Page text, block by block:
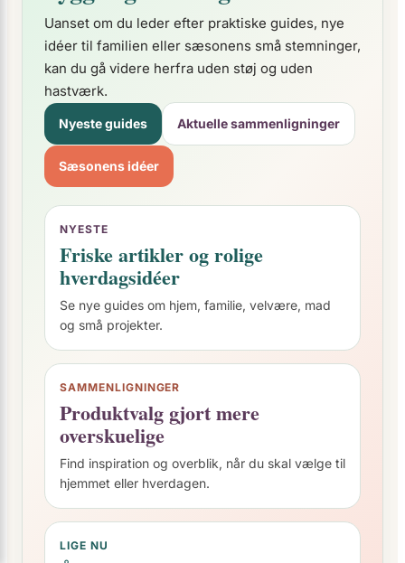
Uanset om du leder efter praktiske guides, nye
idéer til familien eller sæsonens små stemninger,
kan du gå videre herfra uden støj og uden
hastværk.
Nyeste guides Aktuelle sammenligninger
Sæsonens idéer
NYESTE
Friske artikler og rolige
hverdagsidéer
Se nye guides om hjem, familie, velvære, mad
og små projekter.
SAMMENLIGNINGER
Produktvalg gjort mere
overskuelige
Find inspiration og overblik, når du skal vælge til
hjemmet eller hverdagen.
LIGE NU